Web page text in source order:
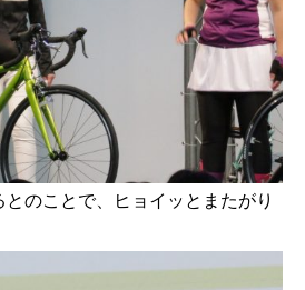
のことで、ヒョイッとまたがり